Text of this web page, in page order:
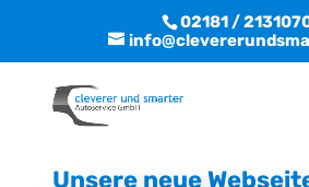
02181 /
Unsere neue